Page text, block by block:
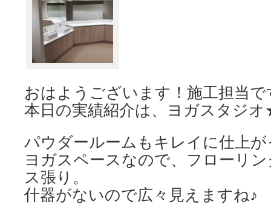
おはようございます！施工担当で
本日の実績紹介は、ヨガスタジ
パウダールームもキレイに仕上
ヨガスペースなので、フローリ
ス張り。
什器がないので広々見えますね♪